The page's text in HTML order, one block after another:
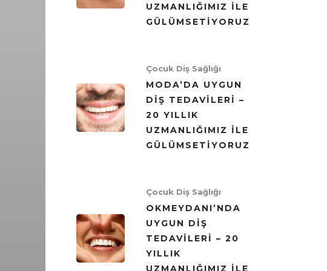
UZMANLIĞIMIZ ILE
GÜLÜMSETIYORUZ
Çocuk Diş Sağlığı
MODA’DA UYGUN
DIŞ TEDAVILERI –
20 YILLIK
UZMANLIĞIMIZ ILE
GÜLÜMSETIYORUZ
Çocuk Diş Sağlığı
OKMEYDANI’NDA
UYGUN DIŞ
TEDAVILERI – 20
YILLIK
UZMANLIĞIMIZ ILE